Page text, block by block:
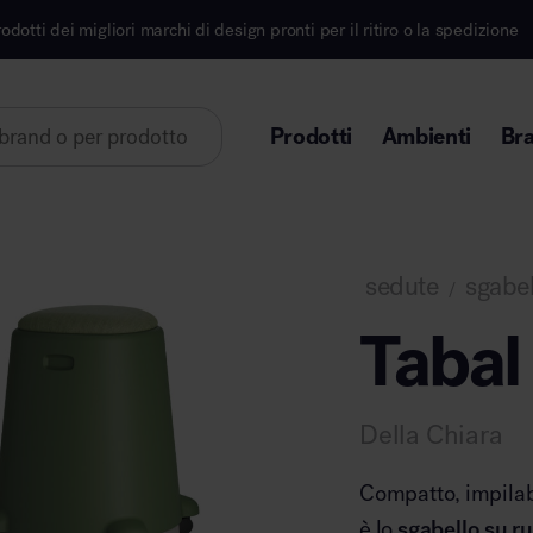
di design pronti per il ritiro o la spedizione
Prodotti Ambienti
Area direzionale
sedute
Della Chiara
Compatto,